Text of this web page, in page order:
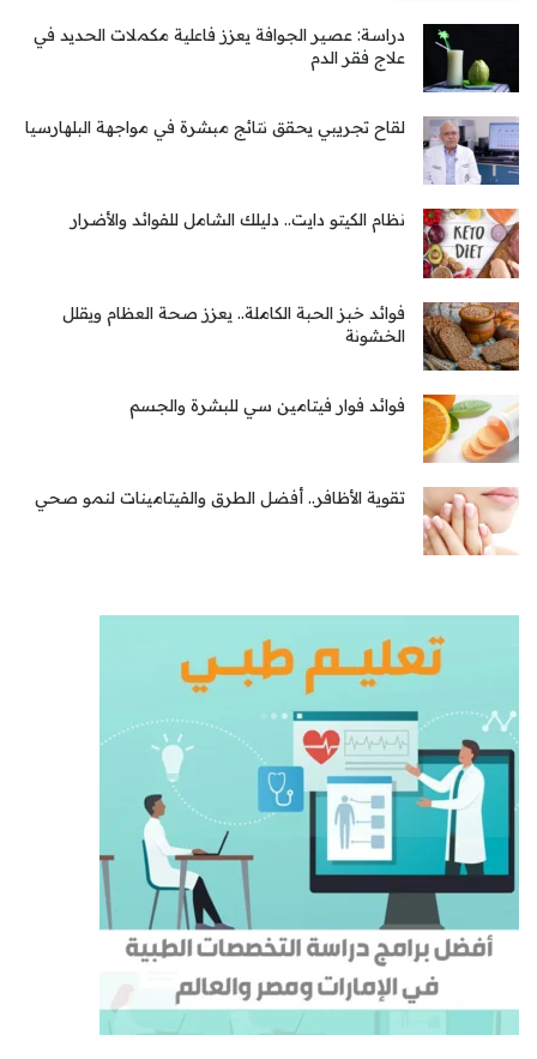
دراسة: عصير الجوافة يعزز فاعلية مكملات الحديد في
علاج فقر الدم
لقاح تجريبي يحقق نتائج مبشرة في مواجهة البلهارسيا
نظام الكيتو دايت.. دليلك الشامل للفوائد والأضرار
فوائد خبز الحبة الكاملة.. يعزز صحة العظام ويقلل
الخشونة
فوائد فوار فيتامين سي للبشرة والجسم
تقوية الأظافر.. أفضل الطرق والفيتامينات لنمو صحي